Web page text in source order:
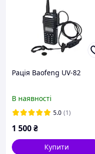
Рація Baofeng UV-82
В наявності
5.0 (1)
1 500₴
Купити